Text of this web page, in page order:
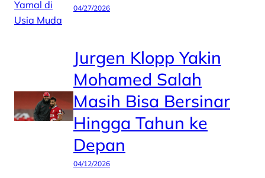
04/27/2026
Jurgen Klopp Yakin
Mohamed Salah
Masih Bisa Bersinar
Hingga Tahun ke
Depan
04/12/2026